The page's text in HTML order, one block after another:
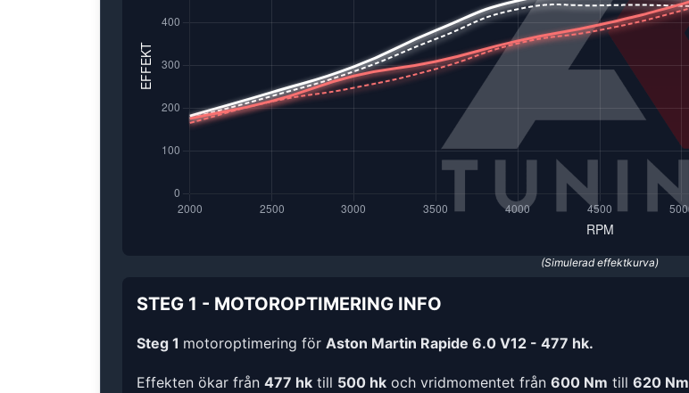
(Simulerad effektkurva)
STEG 1 - MOTOROPTIMERING INFO
Steg 1 motoroptimering för Aston Martin Rapide 6.0 V12 - 477 hk.
Effekten ökar från 477 hk till 500 hk och vridmomentet från 600 Nm till 620 Nm